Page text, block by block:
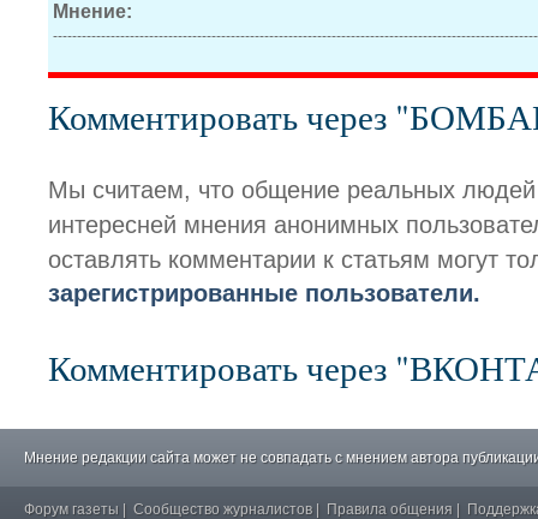
Мнение:
Комментировать через
Мы считаем, что общение реальных
интересней мнения анонимных
оставлять комментарии к статьям могут
зарегистрированные пользователи.
Комментировать через
Мнение редакции сайта может не совпадать с мнением автора
Форум газеты Сообщество журналистов Правила общения